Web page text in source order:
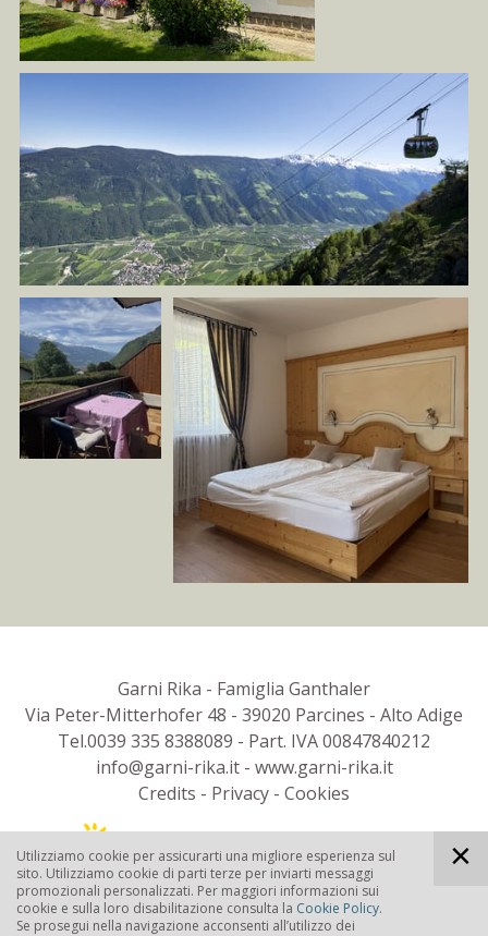
Utilizziamo cookie per assicurarti una migliore esperienza sul
sito. Utilizziamo cookie di parti terze per inviarti messaggi
promozionali personalizzati. Per maggiori informazioni sui
cookie e sulla loro disabilitazione consulta la Cookie Policy.
Se prosegui nella navigazione acconsenti all’utilizzo dei
Garni Rika - Famiglia Ganthaler
Via Peter-Mitterhofer 48 - 39020 Parcines - Alto Adige
Tel.0039 335 8388089 - Part. IVA 00847840212
info@garni-rika.it- www.garni-rika.it
Credits - Privacy - Cookies